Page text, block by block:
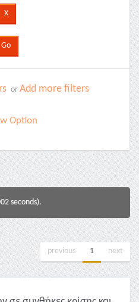
or Add more filters
Option
seconds).
previous 1 next